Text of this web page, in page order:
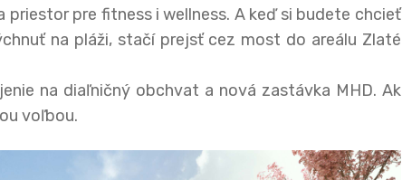
pre fitness i wellness. A keď si budete chcieť
na pláži, stačí prejsť cez most do areálu Zlaté
na diaľničný obchvat a nová zastávka MHD. Ak
voľbou.